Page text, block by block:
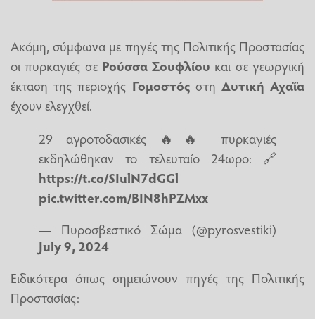
Ακόμη, σύμφωνα με πηγές της Πολιτικής Προστασίας
οι πυρκαγιές σε Ρούσσα Σουφλίου και σε γεωργική
έκταση της περιοχής Γομοστόςστη Δυτική Αχαΐα
έχουν ελεγχθεί.
29 αγροτοδασικές 🔥🔥 πυρκαγιές
εκδηλώθηκαν το τελευταίο 24ωρο: 🔗
https://t.co/SIulN7dGGl
pic.twitter.com/BIN8hPZMxx
— Πυροσβεστικό Σώμα (@pyrosvestiki)
July 9, 2024
Ειδικότερα όπως σημειώνουν πηγές της Πολιτικής
Προστασίας: